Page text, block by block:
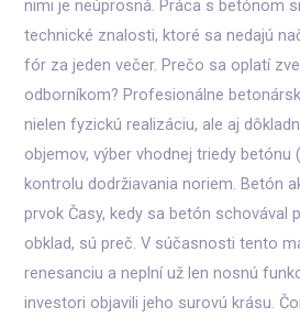
nimi je neúprosná. Práca s betónom
technické znalosti, ktoré sa nedajú
fór za jeden večer. Prečo sa oplatí
odborníkom? Profesionálne
nielen fyzickú realizáciu, ale aj
objemov, výber vhodnej triedy betónu
kontrolu dodržiavania noriem. Betón
prvok Časy, kedy sa betón schovával
obklad, sú preč. V súčasnosti tento
renesanciu a neplní už len nosnú
investori objavili jeho surovú krásu.